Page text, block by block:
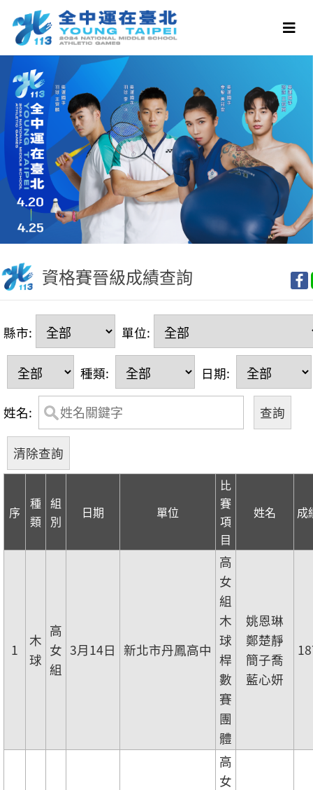
資格賽晉級成績查詢
縣市: 單位:
種類: 日期:
姓名:
序
種
類
組
別
日期 單位
比
賽
項
目
姓名 成
1
木
球
高
女
組
3月14日 新北市丹鳳高中
高
女
組
木
球
桿
數
賽
團
體
姚恩琳
鄭楚靜
簡子喬
藍心妍
高
女